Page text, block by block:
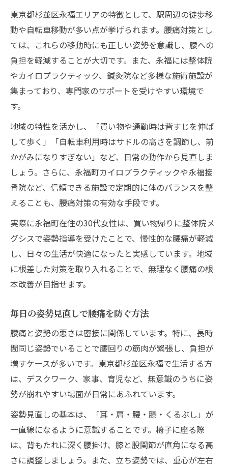
東京都杉並区永福エリアの特徴として、駅周辺の徒歩移
動や自転車移動が多い点が挙げられます。腰痛対策とし
ては、これらの移動時にも正しい姿勢を意識し、腰への
負担を軽減することが大切です。また、永福には整体院
やカイロプラクティック、鍼灸院など多様な施術施設が
集まっており、専門家のサポートを受けやすい環境で
す。
地域の特性を活かし、「買い物や通勤時は背すじを伸ば
して歩く」「自転車利用時はサドルの高さを調節し、前
かがみになりすぎない」など、日常の動作から見直しま
しょう。さらに、永福町カイロプラクティックや永福接
骨院など、信頼できる施設で定期的に体のバランスを整
えることも、腰痛対策の有効な手段です。
実際に永福町在住の30代女性は、買い物帰りに整体院メ
グシスで姿勢指導を受けたことで、慢性的な腰痛が軽減
し、日々の生活が快適になったと実感しています。地域
に根差した対策を取り入れることで、無理なく腰痛の根
本改善が目指せます。
毎日の姿勢見直しで腰痛を防ぐ方法
腰痛と姿勢の悪さは密接に関係しています。特に、長時
間同じ姿勢でいることで腰回りの筋肉が緊張し、負担が
増すケースが多いです。東京都杉並区永福で生活する方
は、デスクワーク、家事、育児など、無意識のうちに姿
勢が崩れやすい場面が日常にあふれています。
姿勢見直しの基本は、「耳・肩・腰・膝・くるぶし」が
一直線になるように意識することです。椅子に座る際
は、背もたれに深く腰掛け、膝と股関節が直角になる高
さに調整しましょう。また、立ち姿勢では、重心が左右